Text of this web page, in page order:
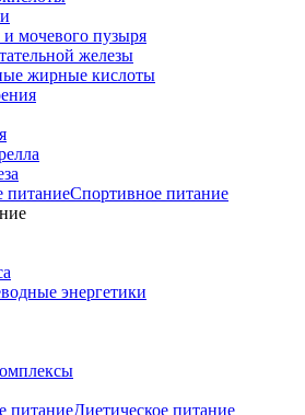
мочевого пузыря
железы
жирные кислоты
Спортивное питание
энергетики
Диетическое питание